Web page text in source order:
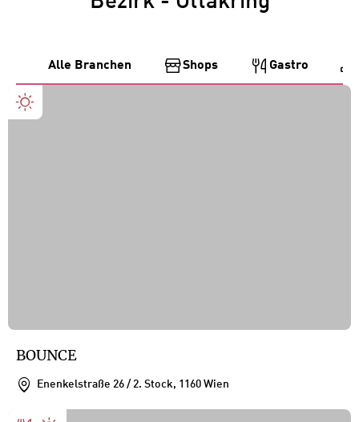
Alle Branchen Shops Gastro
BOUNCE
Enenkelstraße 26 / 2. Stock, 1160 Wien